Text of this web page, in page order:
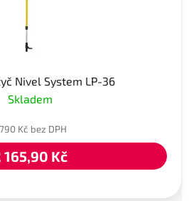
Nivel System LP-36
Skladem
Kč bez DPH
165,90 Kč